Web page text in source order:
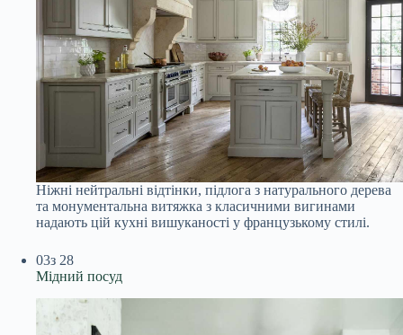
Ніжні нейтральні відтінки, підлога з натурального дерева
та монументальна витяжка з класичними вигинами
надають цій кухні вишуканості у французькому стилі.
03з 28
Мідний посуд